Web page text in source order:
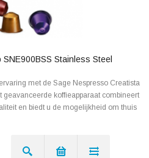
Stainless Steel
met de Sage Nespresso Creatista
geavanceerde koffieapparaat combineert
en biedt u de mogelijkheid om thuis